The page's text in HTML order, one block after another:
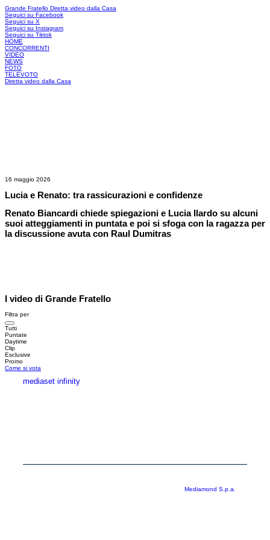
Grande Fratello Diretta video dalla Casa
Seguici su Facebook
Seguici su X
Seguici su Instagram
Seguici su Tiktok
HOME
CONCORRENTI
VIDEO
NEWS
FOTO
TELEVOTO
Diretta video dalla Casa
16 maggio 2026
Lucia e Renato: tra rassicurazioni e confidenze
Renato Biancardi chiede spiegazioni e Lucia Ilardo su alcuni
suoi atteggiamenti in puntata e poi si sfoga con la ragazza per
la discussione avuta con Raul Dumitras
I video di Grande Fratello
Filtra per
Tutti
Puntate
Daytime
Clip
Esclusive
Promo
Come si vota
mediaset infinity
Mediamond S.p.a.